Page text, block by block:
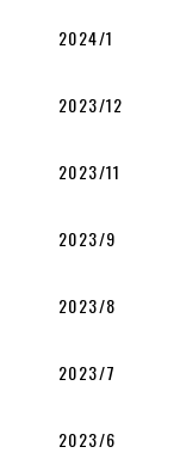
2024/1
2023/12
2023/11
2023/9
2023/8
2023/7
2023/6